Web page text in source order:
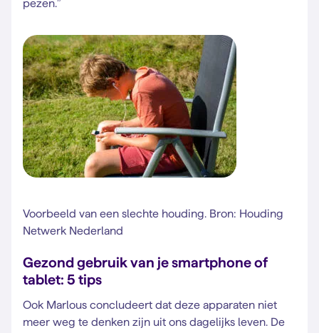
pezen.”
Voorbeeld van een slechte houding. Bron: Houding
Netwerk Nederland
Gezond gebruik van je smartphone of
tablet: 5 tips
Ook Marlous concludeert dat deze apparaten niet
meer weg te denken zijn uit ons dagelijks leven. De